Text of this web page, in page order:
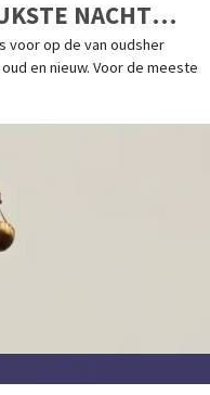
NACHT
voor op de van oudsher
en nieuw. Voor de meeste